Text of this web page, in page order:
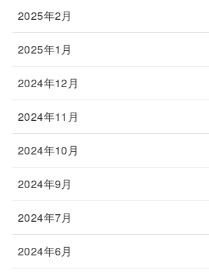
2025年2月
2025年1月
2024年12月
2024年11月
2024年10月
2024年9月
2024年7月
2024年6月